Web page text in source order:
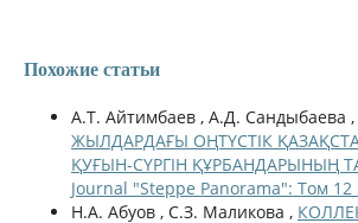
Похожие статьи
А.Т. Айтимбаев , А.Д. Сандыбаева ,
ЖЫЛДАРДАҒЫ ОҢТҮСТІК
ҚУҒЫН-СҮРГІН ҚҰРБАНДАРЫНЫҢ
Journal "Steppe Panorama": Том
Н.А. Абуов , С.З. Маликова ,